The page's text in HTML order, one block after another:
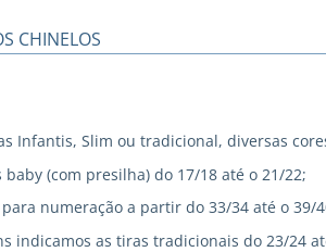
CHINELOS
Infantis, Slim ou tradicional, diversas
(com presilha) do 17/18 até o 21/22;
numeração a partir do 33/34 até o 39/
indicamos as tiras tradicionais do 23/24